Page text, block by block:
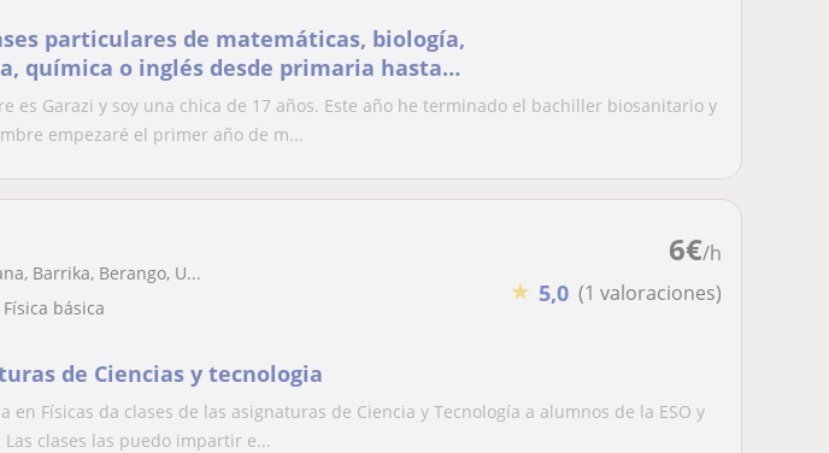
particulares de matemáticas, biología,
química o inglés desde primaria hasta
de bachillerato
es Garazi y soy una chica de 17 años. Este año he terminado el bachiller biosanitario y
empezaré el primer año de m...
6€/h
★ 5,0 (1 valoraciones)
Barrika, Berango, U...
Física básica
de Ciencias y tecnologia
en Físicas da clases de las asignaturas de Ciencia y Tecnología a alumnos de la ESO y
Las clases las puedo impartir e...